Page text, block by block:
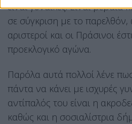
είναι γυναίκες. Είναι
σε σύγκριση με το
αριστεροί και οι Πράσινοι
προεκλογικό αγώνα.
Παρόλα αυτά πολλοί λένε
πάντα να κάνει με ισχυρές
αντίπαλός του είναι η
καθώς και η σοσιαλίστρια